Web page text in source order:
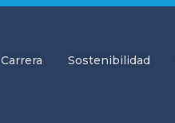
Carrera Sostenibilidad